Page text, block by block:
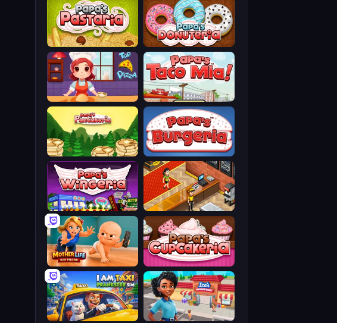
Papa's Donuteria
Papa's Pastaria
Papa's Taco Mia
Top Pizza
Papa's Burgeria
Papa's Pancakeria
Cinema Panic 2
Papa's Wingeria
Papas Cupcakeria
Mother Life Simulator: Prank
Iza's Supermarket
I Am Taxi Prankster Sim